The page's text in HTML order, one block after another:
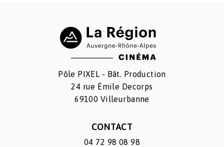
Pôle PIXEL - Bât. Production
24 rue Émile Decorps
69100 Villeurbanne
CONTACT
04 72 98 08 98